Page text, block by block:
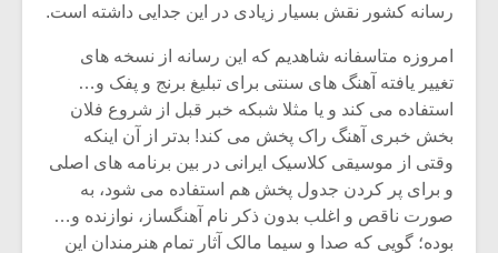
رسانه کشور نقش بسیار زیادی در این جدایی داشته است.
امروزه متاسفانه شاهدیم که این رسانه از نسخه های
تغییر یافته آهنگ های سنتی برای تبلیغ برنج و پفک و…
استفاده می کند و یا مثلا شبکه خبر قبل از شروع فلان
بخش خبری آهنگ راک پخش می کند! بدتر از آن اینکه
وقتی از موسیقی کلاسیک ایرانی در بین برنامه های اصلی
و برای پر کردن جدول پخش هم استفاده می شود، به
صورت ناقص و اغلب بدون ذکر نام آهنگساز، نوازنده و…
بوده؛ گویی که صدا و سیما مالک آثار تمام هنرمندان این